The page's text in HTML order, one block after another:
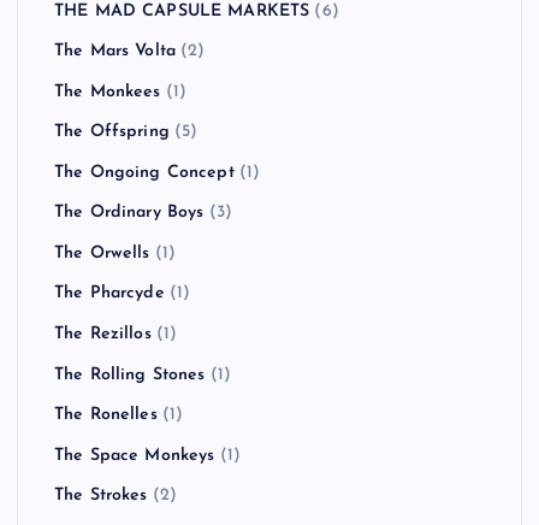
THE MAD CAPSULE MARKETS (6)
The Mars Volta (2)
The Monkees (1)
The Offspring (5)
The Ongoing Concept(1)
The Ordinary Boys (3)
The Orwells (1)
The Pharcyde (1)
The Rezillos(1)
The Rolling Stones (1)
The Ronelles(1)
The Space Monkeys (1)
The Strokes (2)